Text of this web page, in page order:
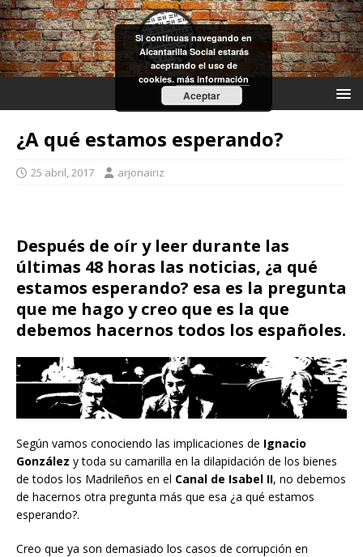
¿A qué estamos esperando?
25 abril, 2017 arjonairiz
Después de oír y leer durante las
últimas 48 horas las noticias, ¿a qué
estamos esperando? esa es la pregunta
que me hago y creo que es la que
debemos hacernos todos los españoles.
Según vamos conociendo las implicaciones de Ignacio
González y toda su camarilla en la dilapidación de los bienes
de todos los Madrileños en el Canal de Isabel II, no debemos
de hacernos otra pregunta más que esa ¿a qué estamos
esperando?.
Creo que ya son demasiado los casos de corrupción en
Si continuas navegando en
Alcantarilla Social estarás
aceptando el uso de
cookies.más información
Aceptar